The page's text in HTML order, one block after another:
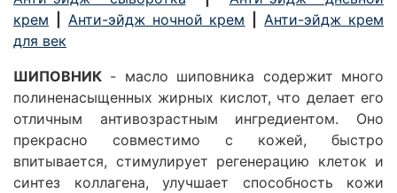
крем
Анти-эйдж ночной крем
Анти-эйдж крем
для век
ШИПОВНИК - масло шиповника содержит много
полиненасыщенных жирных кислот, что делает его
отличным антивозрастным ингредиентом. Оно
прекрасно совместимо с кожей, быстро
впитывается, стимулирует регенерацию клеток и
синтез коллагена, улучшает способность кожи